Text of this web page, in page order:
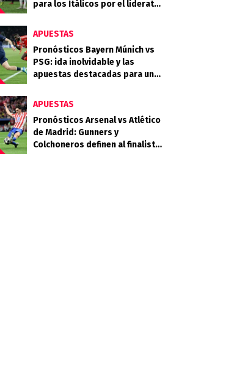
para los Itálicos por el liderato
APUESTAS
Pronósticos Bayern Múnich vs
PSG: ida inolvidable y las
apuestas destacadas para una
APUESTAS
Pronósticos Arsenal vs Atlético
de Madrid: Gunners y
Colchoneros definen al finalista